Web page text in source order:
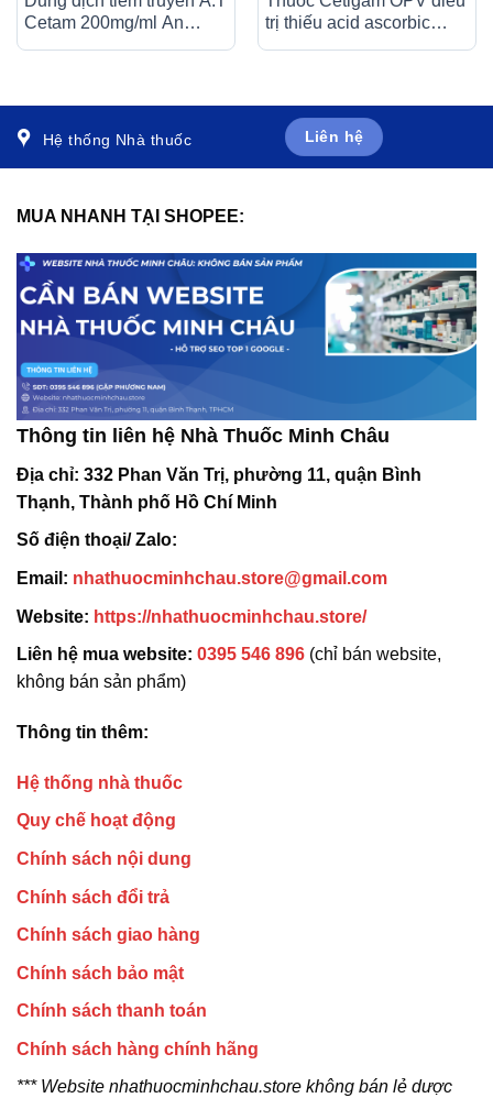
Cetam 200mg/ml An
trị thiếu acid ascorbic
Hệ thống Nhà thuốc Liên hệ
MUA NHANH TẠI SHOPEE:
Thông tin liên hệ Nhà Thuốc Minh Châu
Địa chỉ: 332 Phan Văn Trị, phường 11, quận Bình
Thạnh, Thành phố Hồ Chí Minh
Số điện thoại/ Zalo:
Email: nhathuocminhchau.store@gmail.com
Website: https://nhathuocminhchau.store/
Liên hệ mua website: 0395 546 896 (chỉ bán website,
không bán sản phẩm)
Thông tin thêm:
Hệ thống nhà thuốc
Quy chế hoạt động
Chính sách nội dung
Chính sách đổi trả
Chính sách giao hàng
Chính sách bảo mật
Chính sách thanh toán
Chính sách hàng chính hãng
*** Website nhathuocminhchau.store không bán lẻ dược